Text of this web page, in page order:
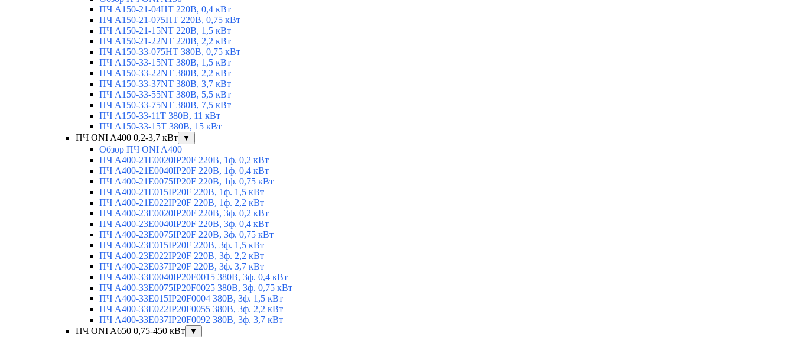
ПЧ A150-21-04HT 220В, 0,4 кВт
ПЧ A150-21-075HT 220В, 0,75 кВт
ПЧ A150-21-15NT 220В, 1,5 кВт
ПЧ A150-21-22NT 220В, 2,2 кВт
ПЧ A150-33-075HT 380В, 0,75 кВт
ПЧ A150-33-15NT 380В, 1,5 кВт
ПЧ A150-33-22NT 380В, 2,2 кВт
ПЧ A150-33-37NT 380В, 3,7 кВт
ПЧ A150-33-55NT 380В, 5,5 кВт
ПЧ A150-33-75NT 380В, 7,5 кВт
ПЧ A150-33-11T 380В, 11 кВт
ПЧ A150-33-15T 380В, 15 кВт
ПЧ ONI A400 0,2-3,7 кВт
▼
Обзор ПЧ ONI A400
ПЧ A400-21E0020IP20F 220В, 1ф. 0,2 кВт
ПЧ A400-21E0040IP20F 220В, 1ф. 0,4 кВт
ПЧ A400-21E0075IP20F 220В, 1ф. 0,75 кВт
ПЧ A400-21E015IP20F 220В, 1ф. 1,5 кВт
ПЧ A400-21E022IP20F 220В, 1ф. 2,2 кВт
ПЧ A400-23E0020IP20F 220В, 3ф. 0,2 кВт
ПЧ A400-23E0040IP20F 220В, 3ф. 0,4 кВт
ПЧ A400-23E0075IP20F 220В, 3ф. 0,75 кВт
ПЧ A400-23E015IP20F 220В, 3ф. 1,5 кВт
ПЧ A400-23E022IP20F 220В, 3ф. 2,2 кВт
ПЧ A400-23E037IP20F 220В, 3ф. 3,7 кВт
ПЧ A400-33E0040IP20F0015 380В, 3ф. 0,4 кВт
ПЧ A400-33E0075IP20F0025 380В, 3ф. 0,75 кВт
ПЧ A400-33E015IP20F0004 380В, 3ф. 1,5 кВт
ПЧ A400-33E022IP20F0055 380В, 3ф. 2,2 кВт
ПЧ A400-33E037IP20F0092 380В, 3ф. 3,7 кВт
ПЧ ONI A650 0,75-450 кВт
▼